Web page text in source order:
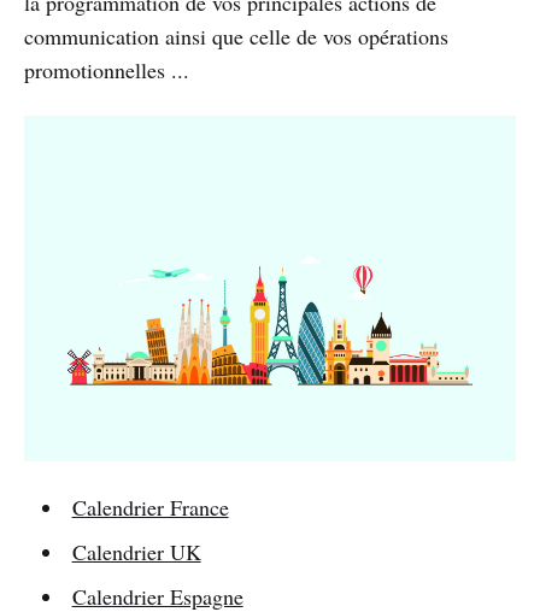
communication ainsi que celle de vos opérations
promotionnelles ...
Calendrier France
Calendrier UK
Calendrier Espagne